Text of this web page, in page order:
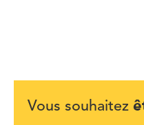
Vous souhaitez